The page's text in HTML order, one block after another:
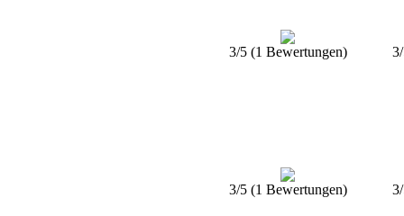
3/5 (1 Bewertungen)
3/5 (1 Bewertungen)